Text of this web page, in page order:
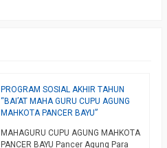
PROGRAM SOSIAL AKHIR TAHUN
“BAI’AT MAHA GURU CUPU AGUNG
MAHKOTA PANCER BAYU”
MAHAGURU CUPU AGUNG MAHKOTA
PANCER BAYU Pancer Agung Para